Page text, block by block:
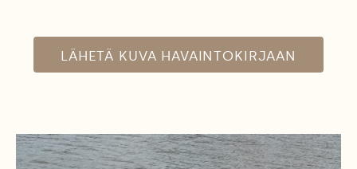
LÄHETÄ KUVA HAVAINTOKIRJAAN